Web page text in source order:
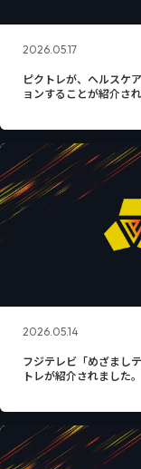
2026.05.17
ピクトレが、ヘルスケ
ョンすることが紹介され
2026.05.14
フジテレビ「めざまし
トレが紹介されました。